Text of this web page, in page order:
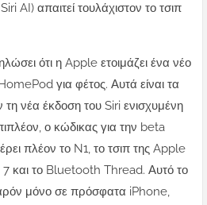
AI) απαιτεί τουλάχιστον το τσιπ
ότι η Apple ετοιμάζει ένα νέο
για φέτος. Αυτά είναι τα
τη νέα έκδοση του Siri ενισχυμένη
ο κώδικας για την beta
πλέον το N1, το τσιπ της Apple
7 και το Bluetooth Thread. Αυτό το
μόνο σε πρόσφατα iPhone,